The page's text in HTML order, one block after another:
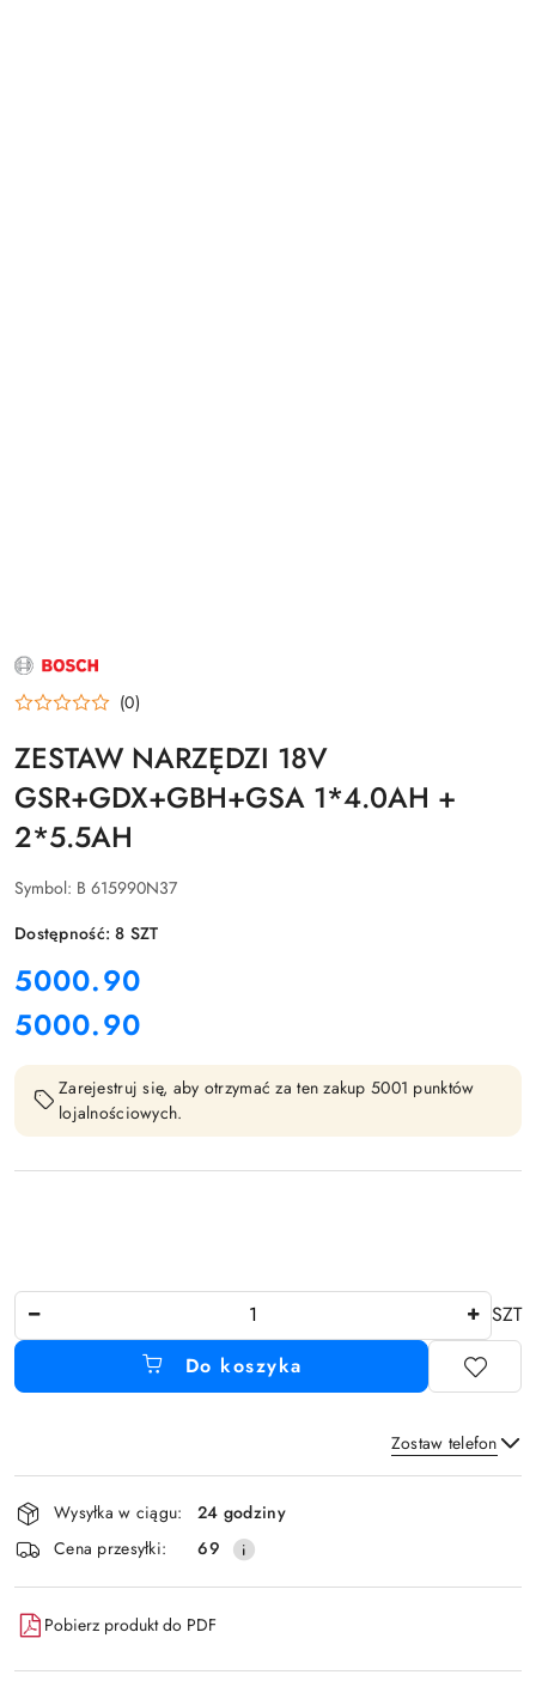
NAZWA
PRODUCENTA:
BOSCH (0)
ZESTAW NARZĘDZI 18V
GSR+GDX+GBH+GSA 1*4.0AH +
2*5.5AH
Symbol: B 615990N37
Dostępność:8 SZT
cena:
5000.90
Cena:
5000.90
Zarejestruj się, aby otrzymać za ten zakup 5001 punktów
lojalnościowych.
SZT
Do koszyka
Zostaw telefon
Wyślij
Dostępność
i
dostawa
Wysyłka w ciągu:
24 godziny
Cena przesyłki:
69
Pobierz produkt do PDF